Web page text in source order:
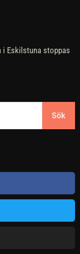
i Eskilstuna stoppas